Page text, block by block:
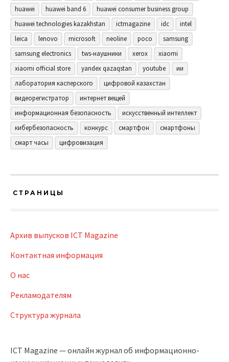
huawei
huawei band 6
huawei consumer business group
huawei technologies kazakhstan
ictmagazine idc
intel
leica
lenovo microsoft neoline poco
samsung
samsung electronics
tws-наушники xerox
xiaomi
xiaomi official store
yandex qazaqstan youtube
ии
лаборатория касперского
цифровой казахстан
видеорегистратор
интернет вещей
информационная безопасность
искусственный интеллект
кибербезопасность
конкурс смартфон
смартфоны
смарт часы
цифровизация
СТРАНИЦЫ
Архив выпусков ICT Magazine
Контактная информация
О нас
Рекламодателям
Структура журнала
ICT Magazine — онлайн журнал об информационно-